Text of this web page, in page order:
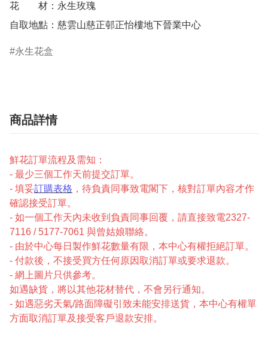
花　　材：永生玫瑰
自取地點：慈雲山慈正邨正怡樓地下晉業中心
永生花盒
商品詳情
鮮花訂單流程及需知：
- 最少三個工作天前提交訂單。
- 填妥訂購表格 ，待負責同事致電閣下，核對訂單內容才作
確認接受訂單。
- 如一個工作天內未收到負責同事回覆，請直接致電2327-
7116 / 5177-7061 與曾姑娘聯絡。
- 由於中心每日製作鮮花數量有限，本中心有權拒絕訂單。
- 付款後，不接受買方任何原因取消訂單或要求退款。
- 網上圖片只供參考。
如遇缺貨，將以其他花材替代，不會另行通知。
- 如遇惡劣天氣/路面障礙引致未能安排送貨，本中心有權單
方面取消訂單及接受客戶退款安排。